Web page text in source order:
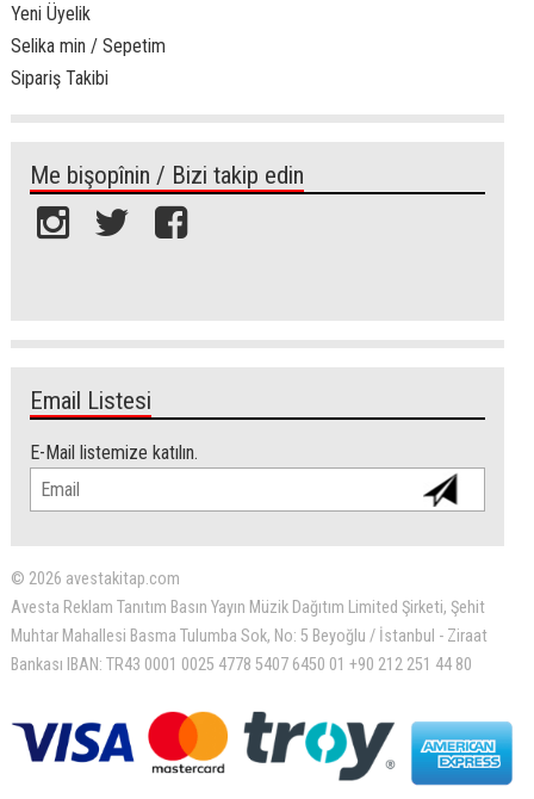
Yeni Üyelik
Selika min / Sepetim
Sipariş Takibi
Me bişopînin / Bizi takip edin
Email Listesi
E-Mail listemize katılın.
© 2026 avestakitap.com
Avesta Reklam Tanıtım Basın Yayın Müzik Dağıtım Limited Şirketi, Şehit
Muhtar Mahallesi Basma Tulumba Sok, No: 5 Beyoğlu / İstanbul - Ziraat
Bankası IBAN: TR43 0001 0025 4778 5407 6450 01 +90 212 251 44 80